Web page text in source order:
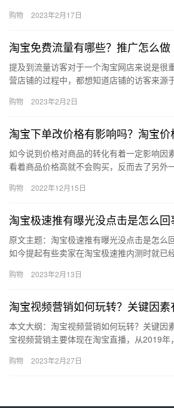
吗？…
购物 2023年2月17日
淘宝免费流量有哪些？推广怎么做
提及到流量访客对于一个淘宝网店来说是很
营店铺的过程中，都想知道店铺的访客来源
些？推广…
购物 2023年2月2日
淘宝下单改价格有影响吗？淘宝
如今说到价格对商品的转化有着一定影响因
看着商品价格高就不会购买，反而去了另外
面来看…
购物 2022年12月15日
淘宝极速推有曝光没点击是怎么
原文主题：淘宝极速推有曝光没点击是怎么
如今提起有些卖家在淘宝极速推内测时就已
那么…
购物 2023年2月13日
淘宝视频营销如何玩转？关键因素
本文大纲：淘宝视频营销如何玩转？关键因
宝视频营销主要体现在淘宝直播，从2019年
…
购物 2023年2月27日